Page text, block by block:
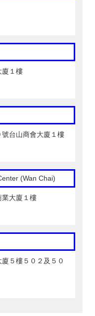
廈１樓
台山商會大廈１樓
(Wan Chai)
業大廈１樓
５樓５０２及５０